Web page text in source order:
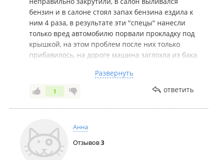
бензин и в салоне стоял запах бензина ездила к
ним 4 раза, в результате эти "спецы" нанесли
только вред автомобилю порвали прокладку под
крышкой, на этом проблем после них только
прибавилось, на дороге машина заглохла из бака
ситуация. Вызвала аварийную службу, точка где
трубки соединяются с топливным баком на одной
из них не оказалось уплотнительного кольца
аварийщики вынуждены были взять на хомуты.
автомастерской Автомастер-ДВ. Наверное буду
подавать в суд на этих умельцев, ошибок своих
они не признают и исправлять не собираются.
Развернуть
1 ответить
Анна
Отзывов3